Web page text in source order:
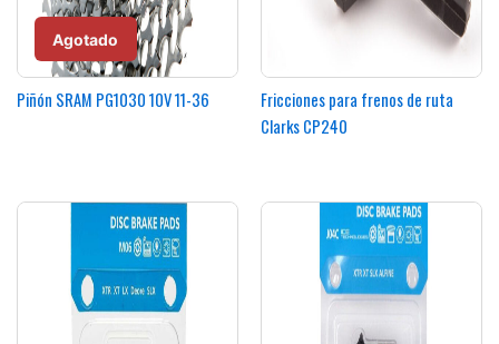
Agotado
Piñón SRAM PG1030 10V 11-36
Fricciones para frenos de ruta
Clarks CP240